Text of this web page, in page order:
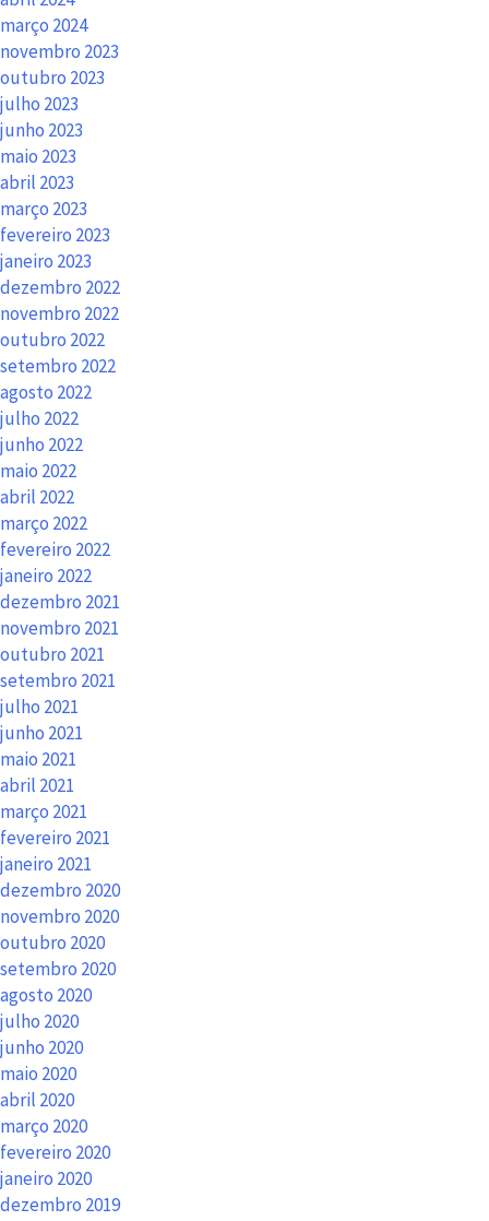
março 2024
novembro 2023
outubro 2023
julho 2023
junho 2023
maio 2023
abril 2023
março 2023
fevereiro 2023
janeiro 2023
dezembro 2022
novembro 2022
outubro 2022
setembro 2022
agosto 2022
julho 2022
junho 2022
maio 2022
abril 2022
março 2022
fevereiro 2022
janeiro 2022
dezembro 2021
novembro 2021
outubro 2021
setembro 2021
julho 2021
junho 2021
maio 2021
abril 2021
março 2021
fevereiro 2021
janeiro 2021
dezembro 2020
novembro 2020
outubro 2020
setembro 2020
agosto 2020
julho 2020
junho 2020
maio 2020
abril 2020
março 2020
fevereiro 2020
janeiro 2020
dezembro 2019